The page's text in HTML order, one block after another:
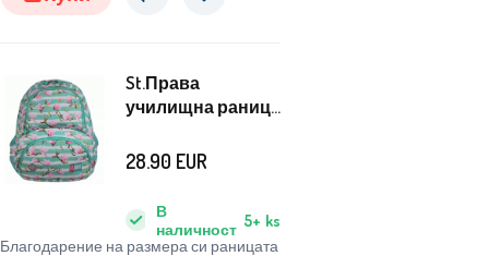
St.Права
училищна раница
Благодарение на размера си раницата
В
наличност 5+ ks
28.90 EUR